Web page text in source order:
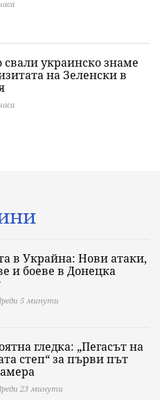
свали украинско знаме
на Зеленски в
в Украйна: Нови атаки,
и боеве в Донецка
5 минути
гледка: „Пегасът на
степ“ за първи път
23 минути